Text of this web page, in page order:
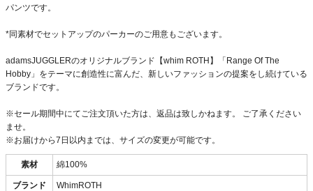
パンツです。
*同素材でセットアップのパーカーのご用意もございます。
adamsJUGGLERのオリジナルブランド【whim ROTH】「Range Of The
Hobby」をテーマに創造性に富んだ、新しいファッションの提案をし続けている
ブランドです。
※セール期間中にてご注文頂いた方は、返品は致しかねます。 ご了承ください
ませ。
※お届けから7日以内までは、サイズの変更が可能です。
素材 綿100%
ブランド WhimROTH